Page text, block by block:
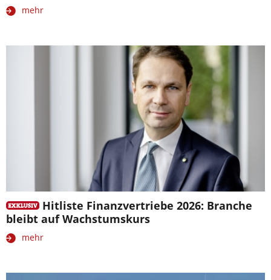
mehr
Hitliste Finanzvertriebe 2026: Branche
bleibt auf Wachstumskurs
mehr